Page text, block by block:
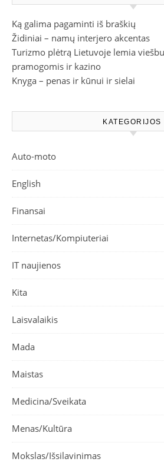
Ką galima pagaminti iš braškių
Židiniai – namų interjero akcentas
Turizmo plėtrą Lietuvoje lemia
pramogomis ir kazino
Knyga – penas ir kūnui ir sielai
KATEGORIJOS
Auto-moto
English
Finansai
Internetas/Kompiuteriai
IT naujienos
Kita
Laisvalaikis
Mada
Maistas
Medicina/Sveikata
Menas/Kultūra
Mokslas/Išsilavinimas